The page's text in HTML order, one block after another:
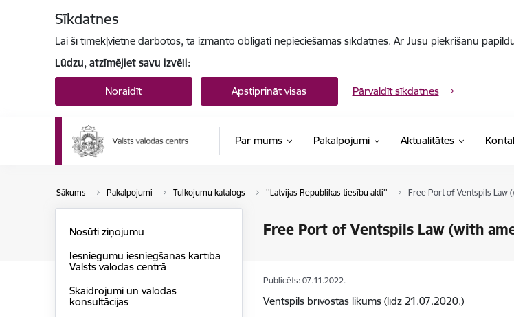
Sīkdatnes
Lai šī tīmekļvietne darbotos, tā izmanto obligāti nepieciešamās sīkdatnes. Ar Jūsu piekrišanu
Lūdzu, atzīmējiet savu izvēli:
Noraidīt Apstiprināt visas Pārvaldīt sīkdatnes
Par mums Pakalpojumi Aktualitātes
Sākums Pakalpojumi Tulkojumu katalogs ''Latvijas Republikas tiesību akti'' Free Port of Ventspils Law
Free Port of Ventspils Law (with
Nosūti ziņojumu
Iesniegumu iesniegšanas kārtība
Valsts valodas centrā
Skaidrojumi un valodas
konsultācijas
Publicēts: 07.11.2022.
Ventspils brīvostas likums (līdz 21.07.2020.)